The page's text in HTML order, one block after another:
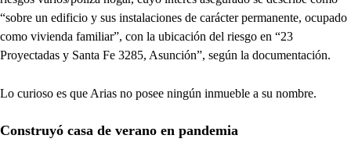
“sobre un edificio y sus instalaciones de carácter permanente, ocupado
como vivienda familiar”, con la ubicación del riesgo en “23
Proyectadas y Santa Fe 3285, Asunción”, según la documentación.
Lo curioso es que Arias no posee ningún inmueble a su nombre.
Construyó casa de verano en pandemia